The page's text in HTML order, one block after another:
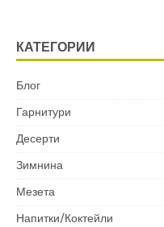
КАТЕГОРИИ
Блог
Гарнитури
Десерти
Зимнина
Мезета
Напитки/Коктейли